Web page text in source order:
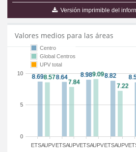
Versión imprimible del
Valores medios para las áreas
ETSA ETSA ETSA ETSA
UPV UPV UPV UPV
0
5
10
Centro
Global Centros
UPV total